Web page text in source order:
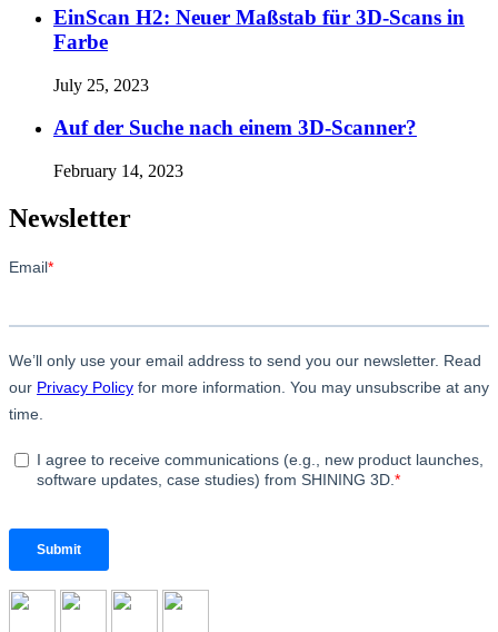
EinScan H2: Neuer Maßstab für 3D-Scans in
Farbe
July 25, 2023
Auf der Suche nach einem 3D-Scanner?
February 14, 2023
Newsletter